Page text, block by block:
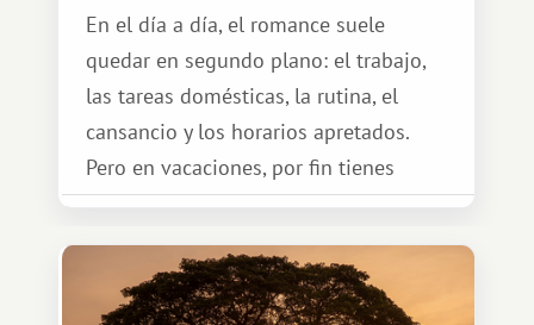
En el día a día, el romance suele
quedar en segundo plano: el trabajo,
las tareas domésticas, la rutina, el
cansancio y los horarios apretados.
Pero en vacaciones, por fin tienes
espacio para dos y ganas de hacer algo
especial por tu pareja. No tiene por
qué ser algo grandioso, pero sí algo
cálido y memorable.